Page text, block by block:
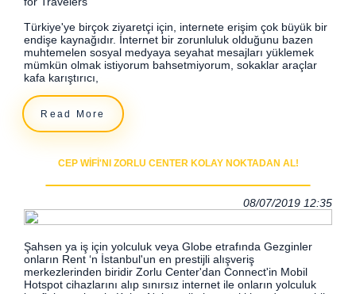
Türkiye'ye birçok ziyaretçi için, internete erişim çok büyük bir
endişe kaynağıdır. İnternet bir zorunluluk olduğunu bazen
muhtemelen sosyal medyaya seyahat mesajları yüklemek
mümkün olmak istiyorum bahsetmiyorum, sokaklar araçlar
kafa karıştırıcı,
Read More
CEP WIFI'NI ZORLU CENTER KOLAY NOKTADAN AL!
08/07/2019 12:35
Şahsen ya iş için yolculuk veya Globe etrafında Gezginler
onların Rent ‘n İstanbul'un en prestijli alışveriş
merkezlerinden biridir Zorlu Center'dan Connect'in Mobil
Hotspot cihazlarını alıp sınırsız internet ile onların yolculuk